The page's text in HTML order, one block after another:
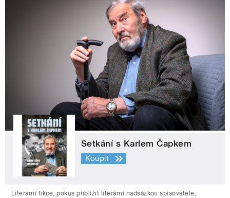
Setkání s Karlem Čapkem
Koupit
Literární fikce, pokus přiblížit literární nadsázkou spisovatele,